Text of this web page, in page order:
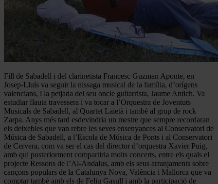
Fill de Sabadell i del clarinetista Francesc Guzman Aponte, en
Josep-Lluís va seguir la nissaga musical de la família, d’orígens
valencians, i la petjada del seu oncle guitarrista, Jaume Antich. Va
estudiar flauta travessera i va tocar a l’Orquestra de Joventuts
Musicals de Sabadell, al Quartet Laietà i també al grup de rock
Zarpa. Anys més tard esdevindria un mestre que sempre recordaran
els deixebles que van rebre les seves ensenyances al Conservatori de
Música de Sabadell, a l’Escola de Música de Ponts i al Conservatori
de Cervera, com va ser el cas del director d’orquestra Xavier Puig,
amb qui posteriorment compartiria molts concerts, entre els quals el
projecte Ressons de l’Al-Andalus, amb els seus arranjaments sobre
cançons populars de la Catalunya Nova, València i Mallorca que va
comptar també amb els de Feliu Gasull i amb la participació de